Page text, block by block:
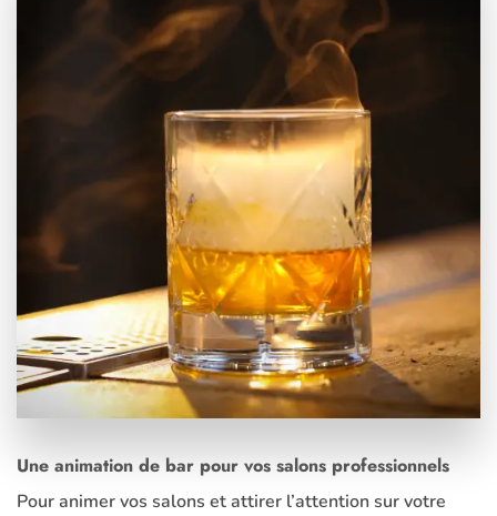
Une animation de bar pour vos salons professionnels
Pour animer vos salons et attirer l’attention sur votre